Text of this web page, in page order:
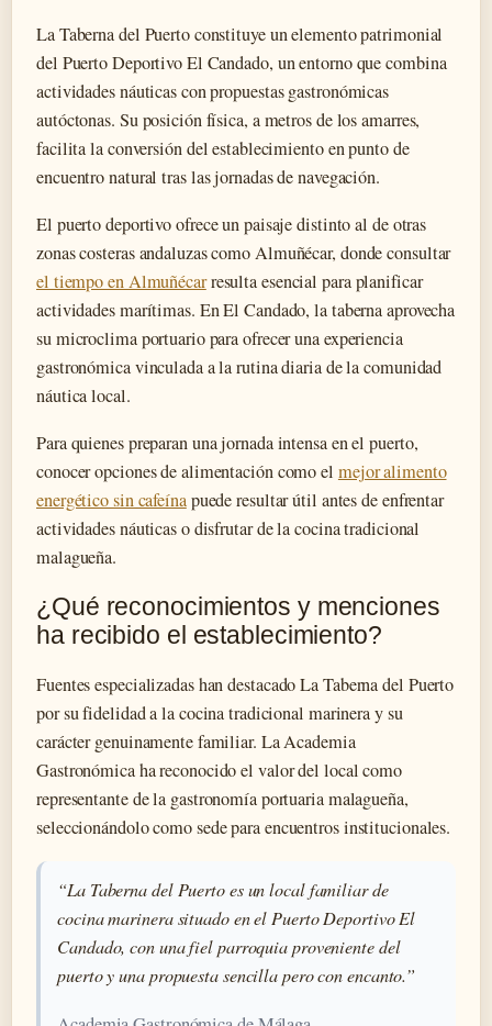
La Taberna del Puerto constituye un elemento patrimonial
del Puerto Deportivo El Candado, un entorno que combina
actividades náuticas con propuestas gastronómicas
autóctonas. Su posición física, a metros de los amarres,
facilita la conversión del establecimiento en punto de
encuentro natural tras las jornadas de navegación.
El puerto deportivo ofrece un paisaje distinto al de otras
zonas costeras andaluzas como Almuñécar, donde consultar
el tiempo en Almuñécarresulta esencial para planificar
actividades marítimas. En El Candado, la taberna aprovecha
su microclima portuario para ofrecer una experiencia
gastronómica vinculada a la rutina diaria de la comunidad
náutica local.
Para quienes preparan una jornada intensa en el puerto,
conocer opciones de alimentación como el mejor alimento
energético sin cafeínapuede resultar útil antes de enfrentar
actividades náuticas o disfrutar de la cocina tradicional
malagueña.
¿Qué reconocimientos y menciones
ha recibido el establecimiento?
Fuentes especializadas han destacado La Taberna del Puerto
por su fidelidad a la cocina tradicional marinera y su
carácter genuinamente familiar. La Academia
Gastronómica ha reconocido el valor del local como
representante de la gastronomía portuaria malagueña,
seleccionándolo como sede para encuentros institucionales.
“La Taberna del Puerto es un local familiar de
cocina marinera situado en el Puerto Deportivo El
Candado, con una fiel parroquia proveniente del
puerto y una propuesta sencilla pero con encanto.”